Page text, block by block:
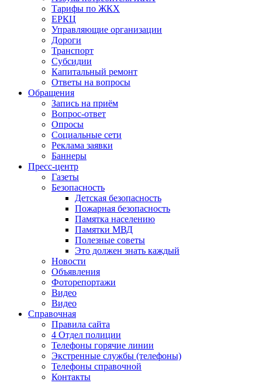
Тарифы по ЖКХ
ЕРКЦ
Управляющие организации
Дороги
Транспорт
Субсидии
Капитальный ремонт
Ответы на вопросы
Обращения
Запись на приём
Вопрос-ответ
Опросы
Социальные сети
Реклама заявки
Баннеры
Пресс-центр
Газеты
Безопасность
Детская безопасность
Пожарная безопасность
Памятка населению
Памятки МВД
Полезные советы
Это должен знать каждый
Новости
Объявления
Фоторепортажи
Видео
Видео
Справочная
Правила сайта
4 Отдел полиции
Телефоны горячие линии
Экстренные службы (телефоны)
Телефоны справочной
Контакты